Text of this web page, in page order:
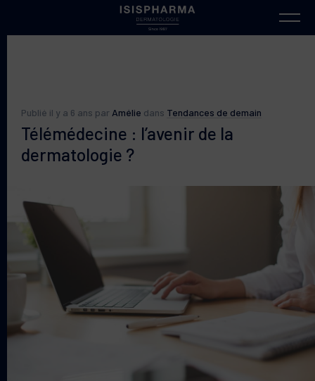
Publié il y a 6 ans par Amélie dans Tendances de demain
Télémédecine : l’avenir de la
dermatologie ?